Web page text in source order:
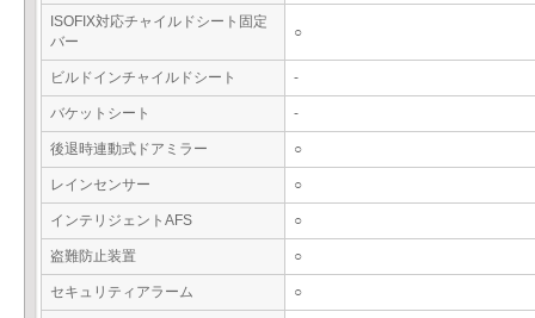
ISOFIX対応チャイルドシート固定
バー
○
ビルドインチャイルドシート -
バケットシート -
後退時連動式ドアミラー ○
レインセンサー ○
インテリジェントAFS ○
盗難防止装置 ○
セキュリティアラーム ○